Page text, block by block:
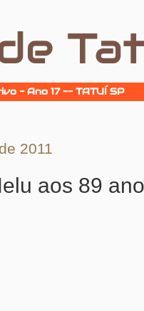
- Ano 17 -- TATUÍ SP
2011
aos 89